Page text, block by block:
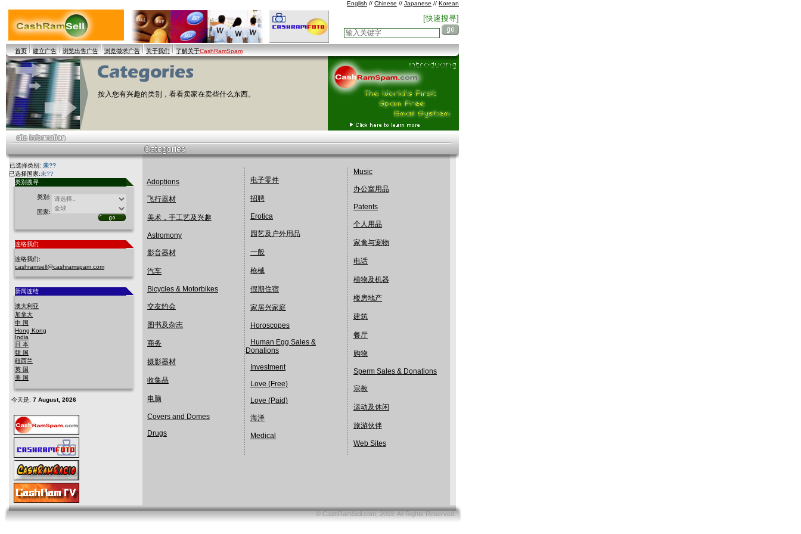
English // Chinese // Japanese // Korean
[快速搜寻]
首页 建立广告 浏览出售广告 浏览徵求广告 关于我们 了解关于CashRamSpam
按入您有兴趣的类别，看看卖家在卖些什么东西。
已选择类别: 未??
已选择国家:未??
类别搜寻
类别:
国家:
连络我们
连络我们:
cashramsell@cashramspam.com
新闻连结
澳大利亚
加拿大
中 国
Hong Kong
India
日 本
韓 国
纽西兰
英 国
美 国
今天是: 7 August, 2026
Adoptions
飞行器材
美术，手工艺及兴趣
Astromony
影音器材
汽车
Bicycles & Motorbikes
交友约会
图书及杂志
商务
摄影器材
收集品
电脑
Covers and Domes
Drugs
电子零件
招聘
Erotica
园艺及户外用品
一般
枪械
假期住宿
家居兴家庭
Horoscopes
Human Egg Sales &
Donations
Investment
Love (Free)
Love (Paid)
海洋
Medical
Music
办公室用品
Patents
个人用品
家禽与宠物
电话
植物及机器
楼房地产
建筑
餐厅
购物
Sperm Sales & Donations
宗教
运动及休闲
旅游伙伴
Web Sites
© CashRamSell.com, 2003. All Rights Reserved.